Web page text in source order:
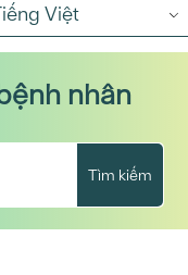
Việt
nhân
Tìm kiếm